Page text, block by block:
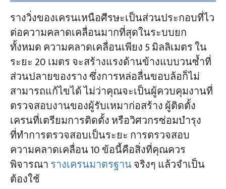
มาตรฐานใดที่ใช้บังคับกับค่าความคลาด
เคลื่อนในการติดตั้งรางเครนเหนือศีรษะ
การกำหนดค่าความคลาดเคลื่อนในการติดตั้ง
รางเครนเหนือศีรษะ การกำหนดเกรด
การตรวจสอบความคลาดเคลื่อน 10 ข้อ (ระดับ
ชั้นประถมศึกษาปีที่ 2)
ตรวจสอบข้อ 1 — ค่าความคลาดเคลื่อนของ
ช่วง ΔS
ตรวจสอบข้อ 2 — ความตรงของรางใน
ระนาบแนวนอน (ตลอดความยาว) B
รางวิ่งของเครนเหนือศีรษะเป็นส่วนประกอบที่ไว
ต่อความคลาดเคลื่อนมากที่สุดในระบบยก
ทั้งหมด ความคลาดเคลื่อนเพียง 5 มิลลิเมตร ใน
ระยะ 20 เมตร จะสร้างแรงด้านข้างแบบวนซ้ำที่
ส่วนปลายของราง ซึ่งการหล่อลื่นขอบล้อก็ไม่
สามารถแก้ไขได้ ไม่ว่าคุณจะเป็นผู้ควบคุมงานที่
ตรวจสอบงานของผู้รับเหมาก่อสร้าง ผู้ติดตั้ง
เครนที่เตรียมการติดตั้ง หรือวิศวกรซ่อมบำรุง
ที่ทำการตรวจสอบเป็นระยะ การตรวจสอบ
ความคลาดเคลื่อน 10 ข้อนี้คือสิ่งที่คุณควร
พิจารณารางเครนมาตรฐานจริงๆ แล้วจำเป็น
ต้องใช้